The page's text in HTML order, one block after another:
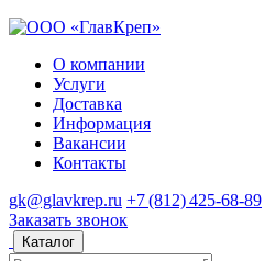
О компании
Услуги
Доставка
Информация
Вакансии
Контакты
gk@glavkrep.ru +7 (812) 425-68-89
Заказать звонок
Каталог